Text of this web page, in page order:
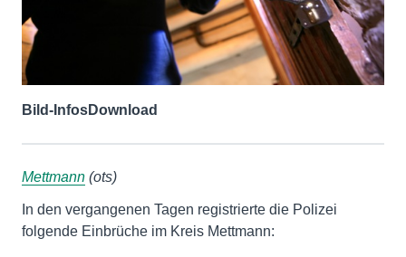
Bild-InfosDownload
Mettmann (ots)
In den vergangenen Tagen registrierte die Polizei
folgende Einbrüche im Kreis Mettmann: